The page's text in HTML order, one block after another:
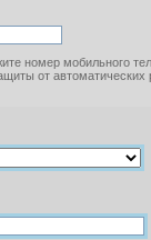
номер мобильного
от автоматических